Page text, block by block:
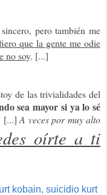
pero también me
que la gente me odie
no soy. [...]
de las trivialidades del
sea mayor si ya lo sé
[...]A veces por muy alto
oírte a ti
kobain, suicidio kurt